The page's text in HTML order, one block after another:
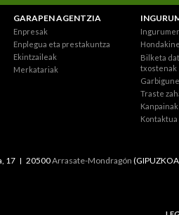
GARAPEN AGENTZIA
Enpresak
Enplegua eta prestakuntza
Ekintzaileak
Merkatariak
Bilketa
txostenak
Traste
Kanpainak
Kontaktua
17 20500Arrasate-Mondragón